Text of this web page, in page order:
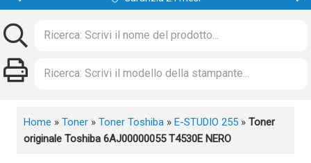
Home » Toner » Toner Toshiba » E-STUDIO 255 » Toner
originale Toshiba 6AJ00000055 T4530E NERO